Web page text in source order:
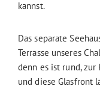
kannst.
Das separate
Terrasse unseres
denn es ist rund,
und diese Glasfront